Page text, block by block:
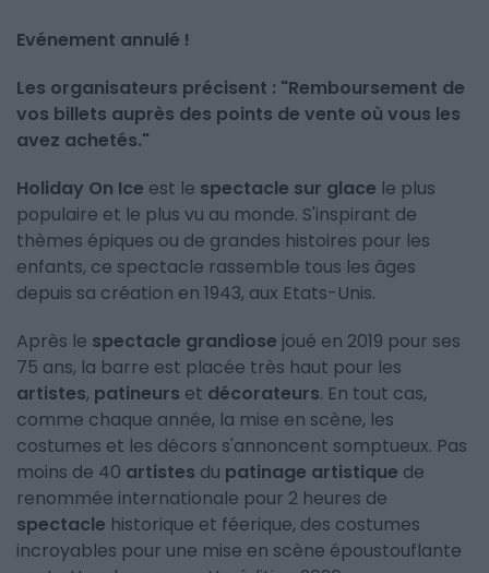
Evénement annulé !
Les organisateurs précisent : "Remboursement de
vos billets auprès des points de vente où vous les
avez achetés."
Holiday On Ice est le spectacle sur glace le plus
populaire et le plus vu au monde. S'inspirant de
thèmes épiques ou de grandes histoires pour les
enfants, ce spectacle rassemble tous les âges
depuis sa création en 1943, aux Etats-Unis.
Après le spectacle grandiose joué en 2019 pour ses
75 ans, la barre est placée très haut pour les
artistes, patineurs et décorateurs. En tout cas,
comme chaque année, la mise en scène, les
costumes et les décors s'annoncent somptueux. Pas
moins de 40 artistes du patinage artistique de
renommée internationale pour 2 heures de
spectacle historique et féerique, des costumes
incroyables pour une mise en scène époustouflante